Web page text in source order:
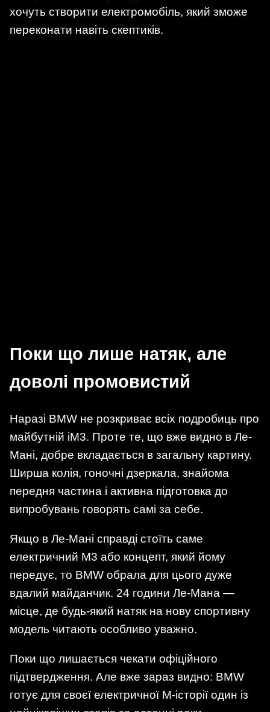
хочуть створити електромобіль, який зможе
переконати навіть скептиків.
Поки що лише натяк, але
доволі промовистий
Наразі BMW не розкриває всіх подробиць про
майбутній iM3. Проте те, що вже видно в Ле-
Мані, добре вкладається в загальну картину.
Ширша колія, гоночні дзеркала, знайома
передня частина і активна підготовка до
випробувань говорять самі за себе.
Якщо в Ле-Мані справді стоїть саме
електричний M3 або концепт, який йому
передує, то BMW обрала для цього дуже
вдалий майданчик. 24 години Ле-Мана —
місце, де будь-який натяк на нову спортивну
модель читають особливо уважно.
Поки що лишається чекати офіційного
підтвердження. Але вже зараз видно: BMW
готує для своєї електричної M-історії один із